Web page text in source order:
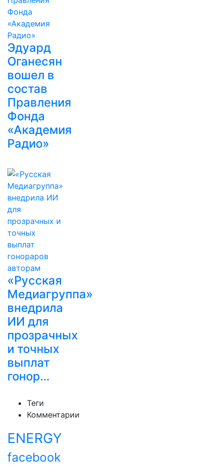
Эдуард
Оганесян
вошел в
состав
Правления
Фонда
«Академия
Радио»
«Русская
Медиагруппа»
внедрила
ИИ для
прозрачных
и точных
выплат
гонор…
Теги
Комментарии
ENERGY
facebook